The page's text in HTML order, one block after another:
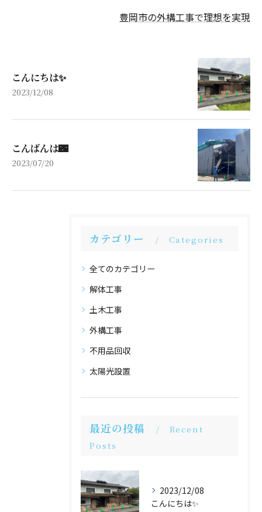
豊岡市の外構工事で理想を実現
こんにちは✨
2023/12/08
こんばんは🌃
2023/07/20
カテゴリー Categories
全てのカテゴリー
解体工事
土木工事
外構工事
不用品回収
太陽光設置
最近の投稿
Recent
Posts
2023/12/08
こんにちは✨